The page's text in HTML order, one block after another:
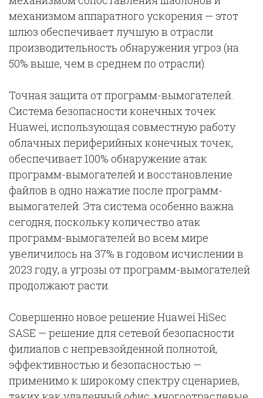
механизмом аппаратного ускорения — этот
шлюз обеспечивает лучшую в отрасли
производительность обнаружения угроз (на
50% выше, чем в среднем по отрасли).
Точная защита от программ-вымогателей.
Система безопасности конечных точек
Huawei, использующая совместную работу
облачных периферийных конечных точек,
обеспечивает 100% обнаружение атак
программ-вымогателей и восстановление
файлов в одно нажатие после программ-
вымогателей. Эта система особенно важна
сегодня, поскольку количество атак
программ-вымогателей во всем мире
увеличилось на 37% в годовом исчислении в
2023 году, а угрозы от программ-вымогателей
продолжают расти.
Совершенно новое решение Huawei HiSec
SASE — решение для сетевой безопасности
филиалов с непревзойденной полнотой,
эффективностью и безопасностью —
применимо к широкому спектру сценариев,